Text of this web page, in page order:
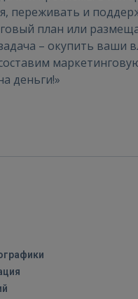
Войти
переживать и
план или
– окупить
деньги!»